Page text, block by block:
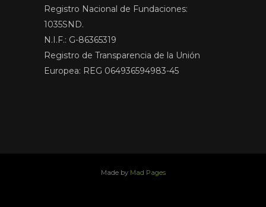
Registro Nacional de Fundaciones:
1035SND.
N.I.F.: G-86365319
Registro de Transparencia de la Unión
Europea: REG 064936594983-45
Made by Mad Pages